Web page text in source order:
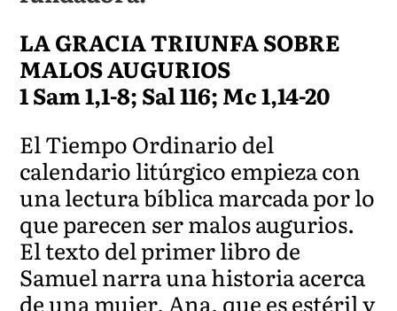
LA GRACIA TRIUNFA SOBRE
MALOS AUGURIOS
1 Sam 1,1-8; Sal 116; Mc 1,14-20
El Tiempo Ordinario del
calendario litúrgico empieza con
una lectura bíblica marcada por lo
que parecen ser malos augurios.
El texto del primer libro de
Samuel narra una historia acerca
de una mujer, Ana, que es estéril y